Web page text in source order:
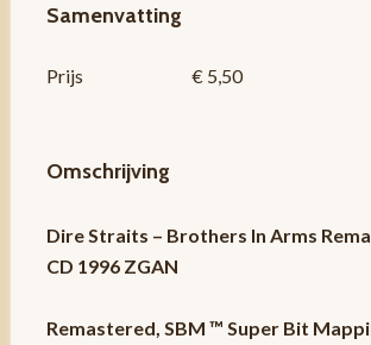
Samenvatting
Prijs € 5,50
Omschrijving
Dire Straits – Brothers In Arms
CD 1996 ZGAN
Remastered, SBM ™ Super Bit